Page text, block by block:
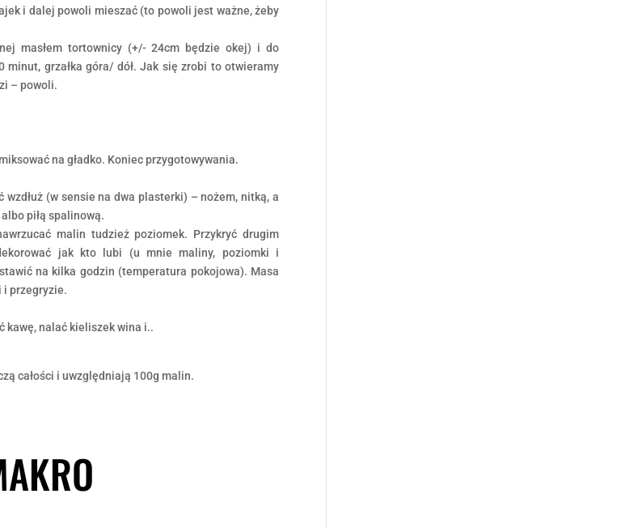
i dalej powoli mieszać (to powoli jest ważne, żeby
masłem tortownicy (+/- 24cm będzie okej) i do
minut, grzałka góra/ dół.Jak się zrobi to otwieramy
– powoli.
na gładko. Koniec przygotowywania.
(w sensie na dwa plasterki) – nożem, nitką, a
piłą spalinową.
malin tudzież poziomek. Przykryć drugim
jak kto lubi (u mnie maliny, poziomki i
na kilka godzin (temperatura pokojowa). Masa
i przegryzie.
kawę, nalać kieliszek wina i..
całości i uwzględniają 100g malin.